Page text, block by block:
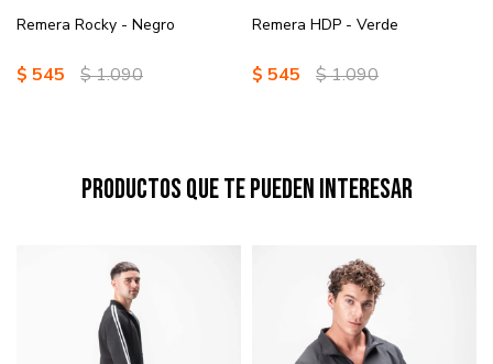
Remera Rocky - Negro
$ 545 $1.090
Remera HDP - Verde
$ 545 $1.090
Productos que te pueden interesar